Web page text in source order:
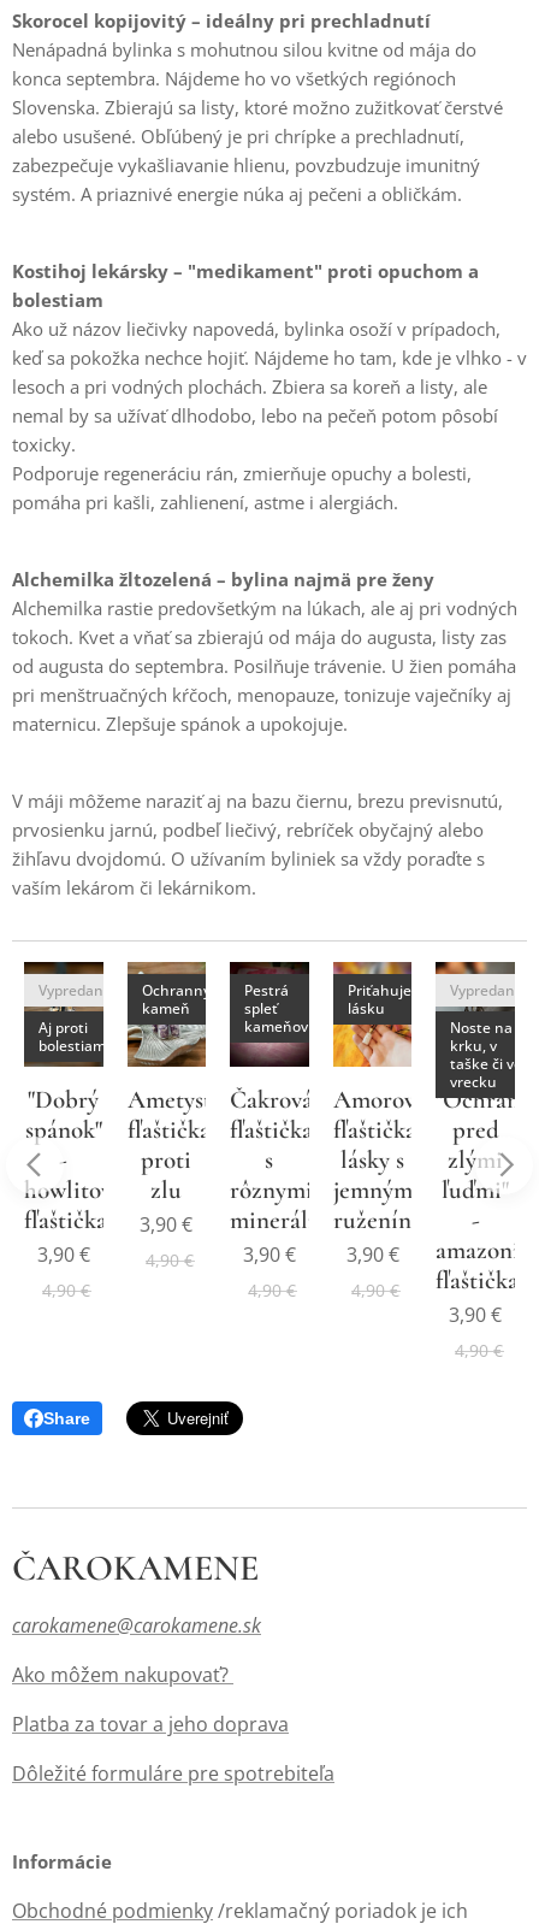
Skorocel kopijovitý – ideálny pri prechladnutí
Nenápadná bylinka s mohutnou silou kvitne od mája do
konca septembra. Nájdeme ho vo všetkých regiónoch
Slovenska. Zbierajú sa listy, ktoré možno zužitkovať čerstvé
alebo usušené. Obľúbený je pri chrípke a prechladnutí,
zabezpečuje vykašliavanie hlienu, povzbudzuje imunitný
systém. A priaznivé energie núka aj pečeni a obličkám.
Kostihoj lekársky – "medikament" proti opuchom a
bolestiam
Ako už názov liečivky napovedá, bylinka osoží v prípadoch,
keď sa pokožka nechce hojiť. Nájdeme ho tam, kde je vlhko - v
lesoch a pri vodných plochách. Zbiera sa koreň a listy, ale
nemal by sa užívať dlhodobo, lebo na pečeň potom pôsobí
toxicky.
Podporuje regeneráciu rán, zmierňuje opuchy a bolesti,
pomáha pri kašli, zahlienení, astme i alergiách.
Alchemilka žltozelená – bylina najmä pre ženy
Alchemilka rastie predovšetkým na lúkach, ale aj pri vodných
tokoch. Kvet a vňať sa zbierajú od mája do augusta, listy zas
od augusta do septembra. Posilňuje trávenie. U žien pomáha
pri menštruačných kŕčoch, menopauze, tonizuje vaječníky aj
maternicu. Zlepšuje spánok a upokojuje.
V máji môžeme naraziť aj na bazu čiernu, brezu previsnutú,
prvosienku jarnú, podbeľ liečivý, rebríček obyčajný alebo
žihľavu dvojdomú. O užívaním byliniek sa vždy poraďte s
vaším lekárom či lekárnikom.
"Dobrý
spánok"
-
howlitová
fľaštička
Vypredané
Aj proti
bolestiam
3,90€
4,90€
Ametystová
fľaštička
proti
zlu
Ochranný
kameň
3,90€
4,90€
Čakrová
fľaštička
s
rôznymi
minerálmi
Pestrá
spleť
kameňov
3,90€
4,90€
Amorova
fľaštička
lásky s
jemným
ruženínom
Priťahuje
lásku
3,90€
4,90€
"Ochrana
pred
zlými
ľuďmi"
-
fľaštička
Vypredané
Noste na
krku, v
taške či vo
vrecku
3,90€
4,90€
Share
ČAROKAMENE
carokamene@carokamene.sk
Ako môžem nakupovať?
Platba za tovar a jeho doprava
Dôležité formuláre pre spotrebiteľa
Informácie
Obchodné podmienky/reklamačný poriadok je ich